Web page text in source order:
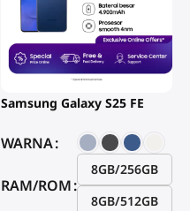
Samsung Galaxy S25 FE
WARNA
RAM/ROM
8GB/256GB
8GB/512GB